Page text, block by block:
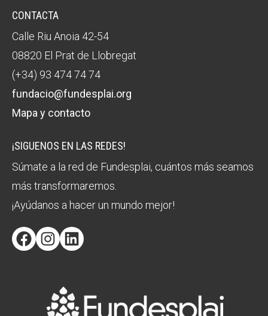
CONTACTA
Calle Riu Anoia 42-54
08820 El Prat de Llobregat
(+34) 93 474 74 74
fundacio@fundesplai.org
Mapa y contacto
¡SIGUENOS EN LAS REDES!
Súmate a la red de Fundesplai, cuántos más seamos
más transformaremos.
¡Ayúdanos a hacer un mundo mejor!
FacebookInstagram
LinkedIn